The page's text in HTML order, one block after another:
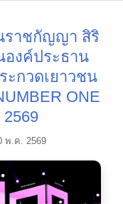
ราชกัญญา สิริ
งค์ประธาน
ะกวดเยาวชน
ONE
พ.ค. 2569